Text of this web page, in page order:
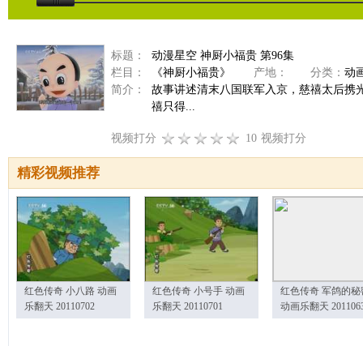
标题：
动漫星空 神厨小福贵 第96集
栏目：
《神厨小福贵》 产地： 分类： 动
简介：
故事讲述清末八国联军入京，慈禧太后携
禧只得...
视频打分 10 视频打分
精彩视频推荐
红色传奇 小八路 动画
乐翻天 20110702
红色传奇 小号手 动画
乐翻天 20110701
红色传奇 军鸽的秘
动画乐翻天